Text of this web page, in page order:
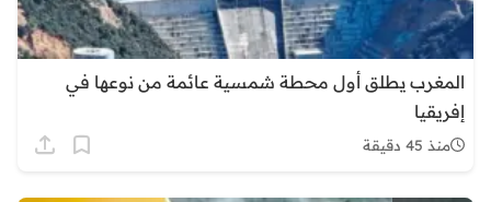
المغرب يطلق أول محطة شمسية عائمة من نوعها في
إفريقيا
منذ 45 دقيقة